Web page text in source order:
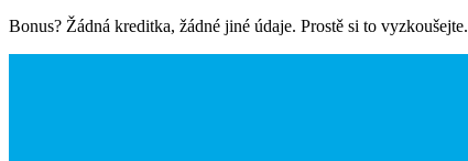
Bonus? Žádná kreditka, žádné jiné údaje. Prostě si to vyzkoušejte.